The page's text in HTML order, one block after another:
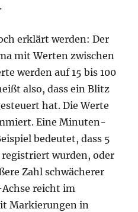
erklärt werden: Der
mit Werten zwischen
werden auf 15 bis 100
also, dass ein Blitz
hat. Die Werte
Eine Minuten-
bedeutet, dass 5
wurden, oder
Zahl schwächerer
Achse reicht im
Markierungen in